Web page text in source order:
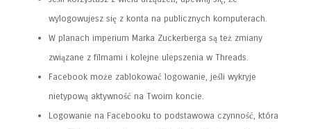
wylogowujesz się z konta na publicznych komputerach.
W planach imperium Marka Zuckerberga są też zmiany
związane z filmami i kolejne ulepszenia w Threads.
Facebook może zablokować logowanie, jeśli wykryje
nietypową aktywność na Twoim koncie.
Logowanie na Facebooku to podstawowa czynność, która